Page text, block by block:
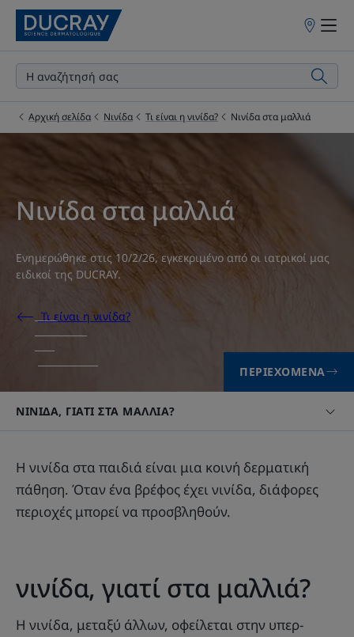
Σημεία
Αρχική σελίδα Νινίδα Τι είναι η νινίδα? Νινίδα στα μαλλιά
Νινίδα στα μαλλιά
Ενημερώθηκε στις10/2/26, εγκεκριμένο από οι ιατρικοί μας
ειδικοί της DUCRAY.
Τι είναι η νινίδα?
ΠΕΡΙΕΧΌΜΕΝΑ
ΝΙΝΊΔΑ, ΓΙΑΤΊ ΣΤΑ ΜΑΛΛΙΆ?
Η νινίδα στα παιδιά είναι μια κοινή δερματική
πάθηση. Όταν ένα βρέφος έχει νινίδα, διάφορες
περιοχές μπορεί να προσβληθούν.
νινίδα, γιατί στα μαλλιά?
Η νινίδα, μεταξύ άλλων, οφείλεται στην υπερ-